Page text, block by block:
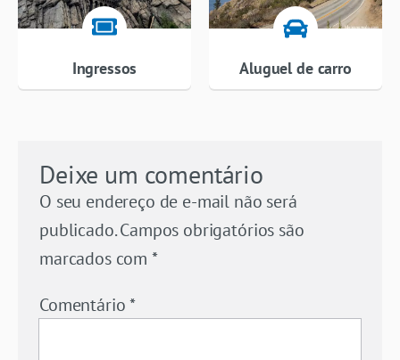
Ingressos Aluguel de carro
Deixe um comentário
O seu endereço de e-mail não será
publicado. Campos obrigatórios são
marcados com *
Comentário*